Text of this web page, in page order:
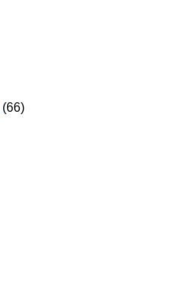
(66)